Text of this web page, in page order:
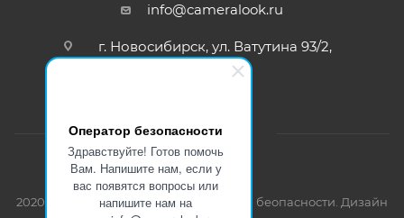
Оператор безопасности
Здравствуйте! Готов помочь
Вам. Напишите нам, если у
вас появятся вопросы или
напишите нам на
info@cameralook.ru
г. Новосибирск, ул. Ватутина 93/2,
офис №4
2020 - 2026 © Оптовая продажа систем беопасности. Дизайн